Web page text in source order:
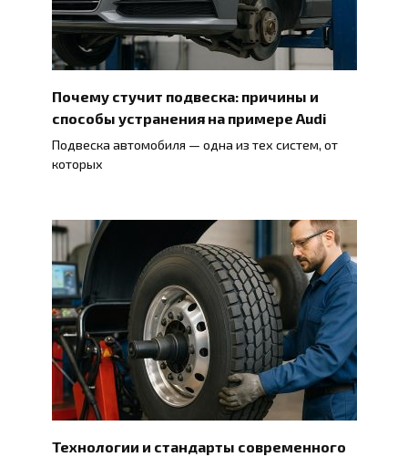
Почему стучит подвеска: причины и
способы устранения на примере Audi
Подвеска автомобиля — одна из тех систем, от
которых
Технологии и стандарты современного